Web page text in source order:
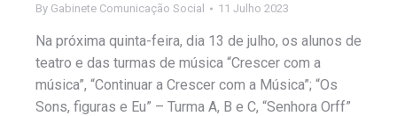
By Gabinete Comunicação Social 11 Julho 2023
Na próxima quinta-feira, dia 13 de julho, os alunos de
teatro e das turmas de música “Crescer com a
música”, “Continuar a Crescer com a Música”; “Os
Sons, figuras e Eu” – Turma A, B e C, “Senhora Orff”